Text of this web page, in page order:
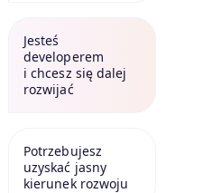
Jesteś
developerem
i chcesz się dalej
rozwijać
Potrzebujesz
uzyskać jasny
kierunek rozwoju